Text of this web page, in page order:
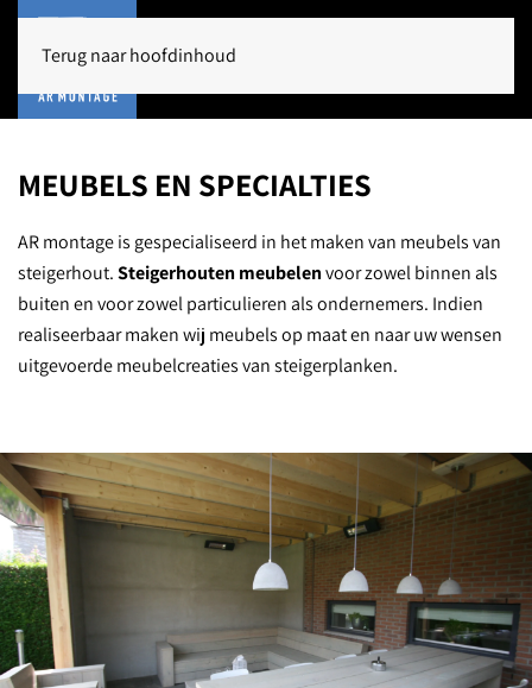
Terug naar hoofdinhoud
MEUBELS EN SPECIALTIES
AR montage is gespecialiseerd in het maken van meubels van
steigerhout.Steigerhouten meubelenvoor zowel binnen als
buiten en voor zowel particulieren als ondernemers. Indien
realiseerbaar maken wij meubels op maat en naar uw wensen
uitgevoerde meubelcreaties van steigerplanken.